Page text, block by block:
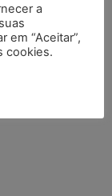
da
a
em “Aceitar”,
cookies.